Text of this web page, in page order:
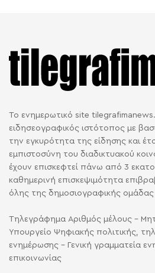
Το ενημερωτικό site
ειδησεογραφικός ιστότοπος με
την εγκυρότητα της είδησης και
εμπιστοσύνη του διαδικτυακού
έχουν επισκεφτεί πάνω από 3
καθημερινή επισκεψιμότητα
όλης της δημοσιογραφικής ομάδας
Τηλεγράφημα Αριθμός μέλους -
Υπουργείο Ψηφιακής πολιτικής,
ενημέρωσης - Γενική γραμματεία
επικοινωνίας